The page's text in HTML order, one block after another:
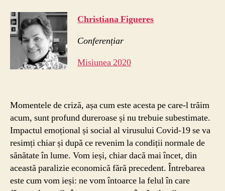
Christiana Figueres
Conferențiar
Misiunea 2020
Momentele de criză, așa cum este acesta pe care-l trăim
acum, sunt profund dureroase și nu trebuie subestimate.
Impactul emoțional și social al virusului Covid-19 se va
resimți chiar și după ce revenim la condiții normale de
sănătate în lume. Vom ieși, chiar dacă mai încet, din
această paralizie economică fără precedent. Întrebarea
este cum vom ieși: ne vom întoarce la felul în care